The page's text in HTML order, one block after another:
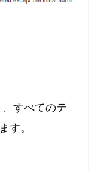
すべてのテ
す。